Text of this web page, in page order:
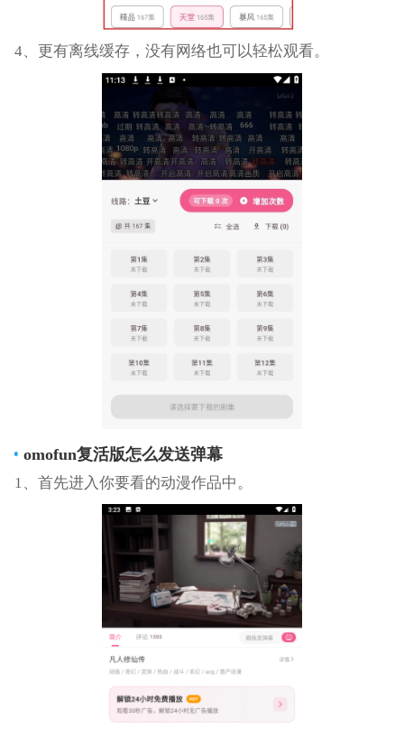
4、更有离线缓存，没有网络也可以轻松观看。
omofun复活版怎么发送弹幕
1、首先进入你要看的动漫作品中。